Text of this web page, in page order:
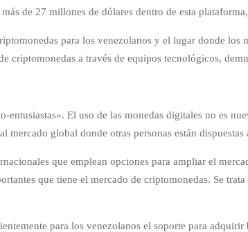
de 27 millones de dólares dentro de esta
para los venezolanos y el lugar donde los
a través de equipos tecnológicos,
El uso de las monedas digitales no es
global donde otras personas están
que emplean opciones para ampliar el
que tiene el mercado de criptomonedas. Se
para los venezolanos el soporte para